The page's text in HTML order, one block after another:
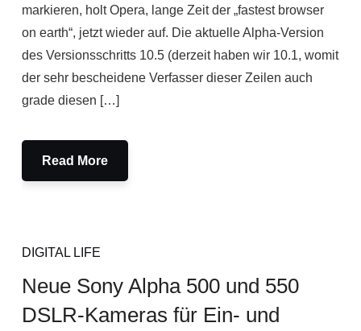
markieren, holt Opera, lange Zeit der „fastest browser
on earth“, jetzt wieder auf. Die aktuelle Alpha-Version
des Versionsschritts 10.5 (derzeit haben wir 10.1, womit
der sehr bescheidene Verfasser dieser Zeilen auch
grade diesen […]
Read More
DIGITAL LIFE
Neue Sony Alpha 500 und 550
DSLR-Kameras für Ein- und